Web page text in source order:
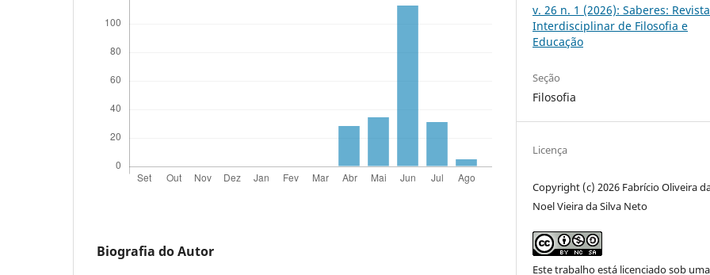
Biografia do Autor
v. 26 n. 1 (2026): Saberes: Revista
Interdisciplinar de Filosofia e
Educação
Seção
Filosofia
Licença
Copyright (c) 2026 Fabrício Oliveira
Noel Vieira da Silva Neto
Este trabalho está licenciado sob uma